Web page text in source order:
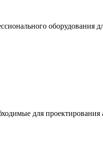
для проектирования